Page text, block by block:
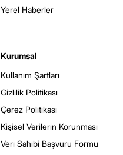
Yerel Haberler
Kurumsal
Kullanım Şartları
Gizlilik Politikası
Çerez Politikası
Kişisel Verilerin Korunması
Veri Sahibi Başvuru Formu